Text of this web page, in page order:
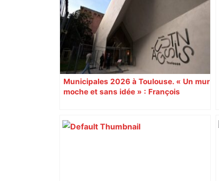
Municipales 2026 à Toulouse. « Un mur
moche et sans idée » : François
Augustins